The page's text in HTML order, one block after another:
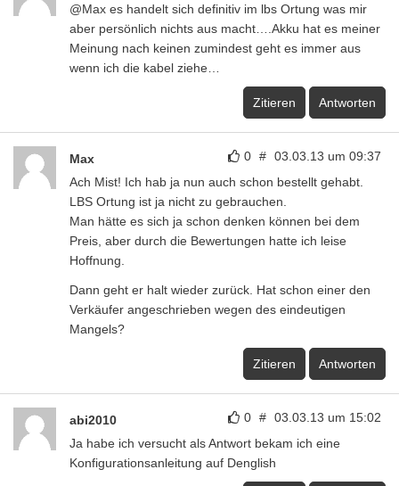
@Max es handelt sich definitiv im lbs Ortung was mir
aber persönlich nichts aus macht….Akku hat es meiner
Meinung nach keinen zumindest geht es immer aus
wenn ich die kabel ziehe…
Zitieren Antworten
0 # 03.03.13 um 09:37
Max
Ach Mist! Ich hab ja nun auch schon bestellt gehabt.
LBS Ortung ist ja nicht zu gebrauchen.
Man hätte es sich ja schon denken können bei dem
Preis, aber durch die Bewertungen hatte ich leise
Hoffnung.
Dann geht er halt wieder zurück. Hat schon einer den
Verkäufer angeschrieben wegen des eindeutigen
Mangels?
Zitieren Antworten
0 # 03.03.13 um 15:02
abi2010
Ja habe ich versucht als Antwort bekam ich eine
Konfigurationsanleitung auf Denglish